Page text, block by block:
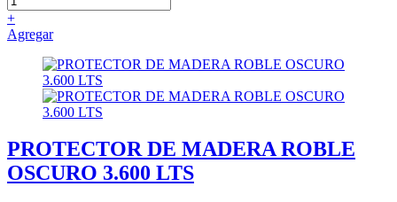
+
Agregar
PROTECTOR DE MADERA ROBLE
OSCURO 3.600 LTS